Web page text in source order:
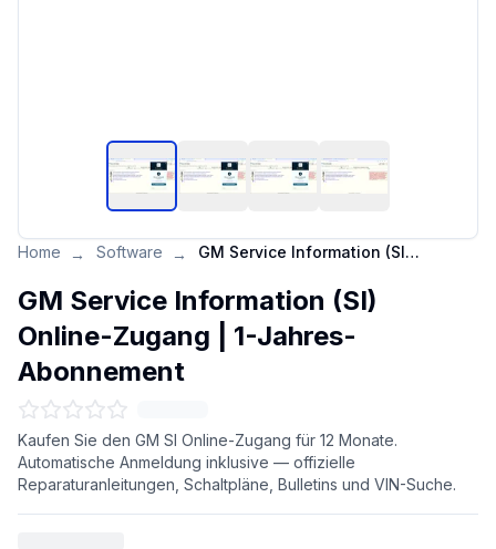
Home → Software → GM Service Information (SI) Online-Zugang | 1-Jahres-Abonnement
GM Service Information (SI)
Online-Zugang | 1-Jahres-
Abonnement
Kaufen Sie den GM SI Online-Zugang für 12 Monate.
Automatische Anmeldung inklusive — offizielle
Reparaturanleitungen, Schaltpläne, Bulletins und VIN-Suche.